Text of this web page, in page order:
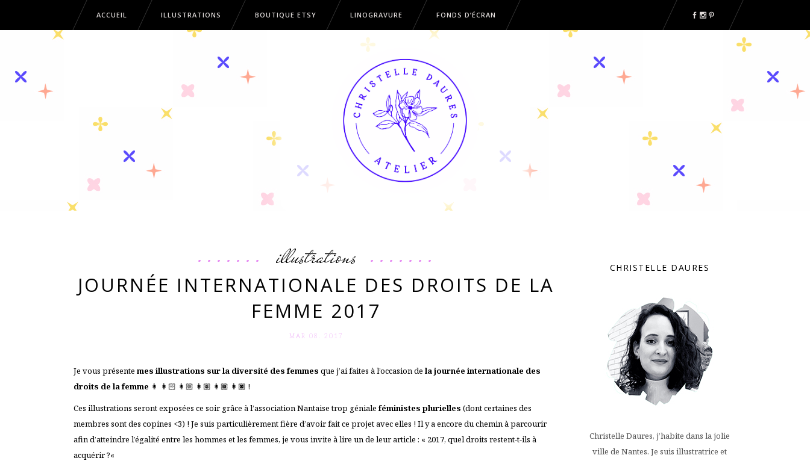
ACCUEIL ILLUSTRATIONS BOUTIQUE ETSY LINOGRAVURE FONDS D’ÉCRAN
illustrations
JOURNÉE INTERNATIONALE DES DROITS DE LA
FEMME 2017
MAR 08. 2017
Je vous présente mes illustrations sur la diversité des femmes que j’ai faites à l’occasion de la journée internationale des
droits de la femme 👩 👩🏻 👩🏼 👩🏽 👩🏾 👩🏿 !
Ces illustrations seront exposées ce soir grâce à l’association Nantaise trop génialeféministes plurielles (dont certaines des
membres sont des copines <3) ! Je suis particulièrement fière d’avoir fait ce projet avec elles ! Il y a encore du chemin à parcourir
afin d’atteindre l’égalité entre les hommes et les femmes, je vous invite à lire un de leur article : « 2017, quel droits restent-t-ils à
acquérir ?«
CHRISTELLE DAURES
Christelle Daures, j’habite dans la jolie
ville de Nantes. Je suis illustratrice et